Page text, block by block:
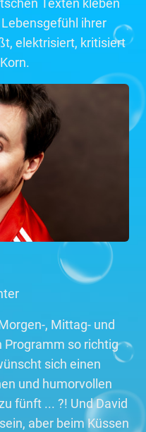
Texten kleben
ihrer
elektrisiert, kritisiert
, Mittag- und
so richtig
sich einen
und humorvollen
fünft ... ?! Und David
aber beim Küssen